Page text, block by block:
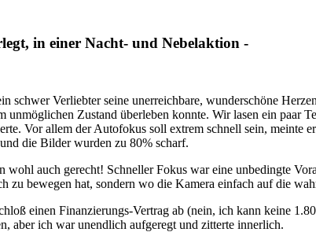
in einer Nacht- und Nebelaktion -
Verliebter seine unerreichbare, wunderschöne
Zustand überleben konnte. Wir lasen ein paar
Vor allem der Autofokus soll extrem schnell sein, meinte
die Bilder wurden zu 80% scharf.
auch gerecht! Schneller Fokus war eine unbedingte
bewegen hat, sondern wo die Kamera einfach auf die
einen Finanzierungs-Vertrag ab (nein, ich kann keine
aber ich war unendlich aufgeregt und zitterte innerlich.